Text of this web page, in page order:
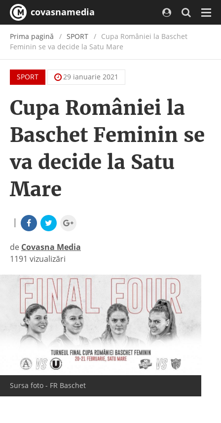
covasnamedia
Prima pagină SPORT
Cupa României la Baschet
Feminin se va decide la Satu Mare
SPORT 29 ianuarie 2021
Cupa României la
Baschet Feminin se
va decide la Satu
Mare
|
de Covasna Media
|
1191 vizualizări
Sursa foto - FR Baschet